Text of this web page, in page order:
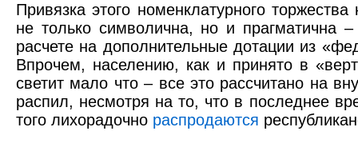
Привязка этого номенклатурного торжества
не только символична, но и прагматична
расчете на дополнительные дотации из
Впрочем, населению, как и принято в
светит мало что – все это рассчитано на
распил, несмотря на то, что в последнее
того лихорадочно распродаются